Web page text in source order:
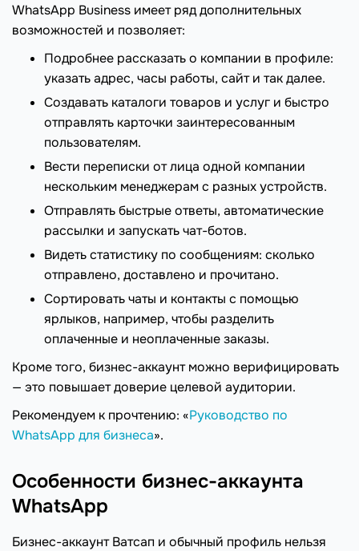
WhatsApp Business имеет ряд дополнительных
возможностей и позволяет:
Подробнее рассказать о компании в профиле:
указать адрес, часы работы, сайт и так далее.
Создавать каталоги товаров и услуг и быстро
отправлять карточки заинтересованным
пользователям.
Вести переписки от лица одной компании
нескольким менеджерам с разных устройств.
Отправлять быстрые ответы, автоматические
рассылки и запускать чат-ботов.
Видеть статистику по сообщениям: сколько
отправлено, доставлено и прочитано.
Сортировать чаты и контакты с помощью
ярлыков, например, чтобы разделить
оплаченные и неоплаченные заказы.
Кроме того, бизнес-аккаунт можно верифицировать
— это повышает доверие целевой аудитории.
Рекомендуем к прочтению: «Руководство по
WhatsApp для бизнеса».
Особенности бизнес-аккаунта
WhatsApp
Бизнес-аккаунт Ватсап и обычный профиль нельзя